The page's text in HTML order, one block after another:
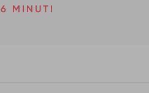
6 MINUTI